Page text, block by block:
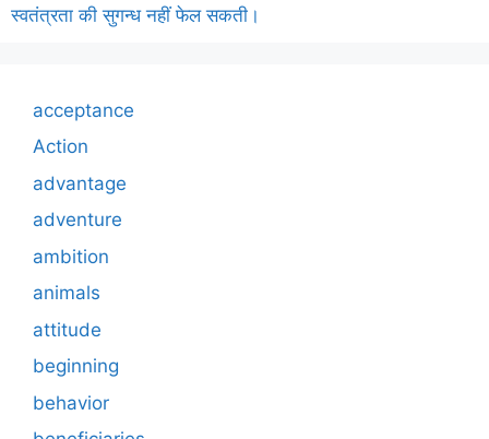
स्वतंत्रता की सुगन्ध नहीं फेल सकती।
acceptance
Action
advantage
adventure
ambition
animals
attitude
beginning
behavior